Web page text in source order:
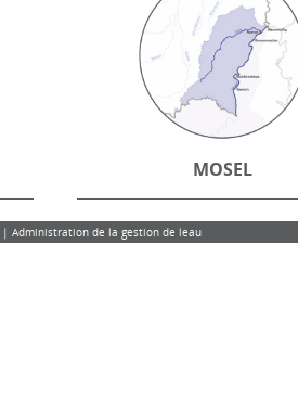
MOSEL
Administration de la gestion de leau